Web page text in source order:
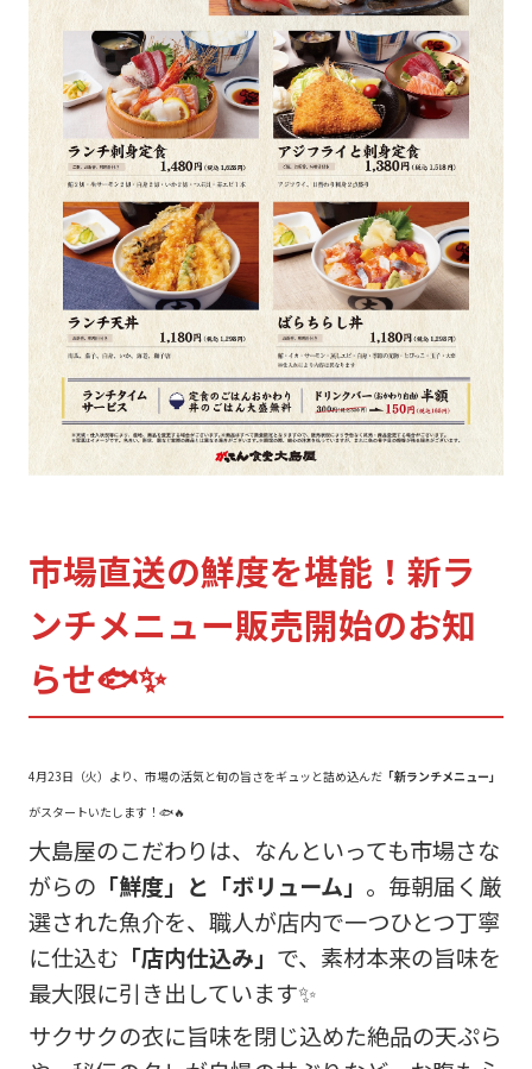
市場直送の鮮度を堪能！新ラ
ンチメニュー販売開始のお知
らせ🐟✨
4月23日（火）より、市場の活気と旬の旨さをギュッと詰め込んだ「新ランチメニュー」
がスタートいたします！🐟🔥
大島屋のこだわりは、なんといっても市場さな
がらの 「鮮度」と「ボリューム」 。毎朝届く厳
選された魚介を、職人が店内で一つひとつ丁寧
に仕込む 「店内仕込み」 で、素材本来の旨味を
最大限に引き出しています✨
サクサクの衣に旨味を閉じ込めた絶品の天ぷら